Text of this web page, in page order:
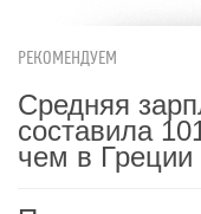
РЕКОМЕНДУЕМ
Средняя
составила
чем в Греции